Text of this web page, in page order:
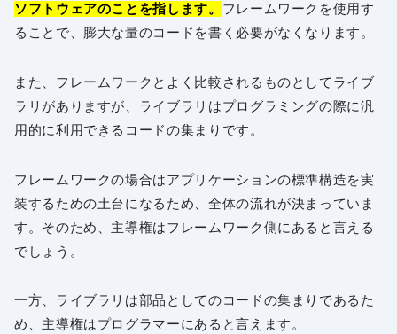
ソフトウェアのことを指します。 フレームワークを使用す
ることで、膨大な量のコードを書く必要がなくなります。
また、フレームワークとよく比較されるものとしてライブ
ラリがありますが、ライブラリはプログラミングの際に汎
用的に利用できるコードの集まりです。
フレームワークの場合はアプリケーションの標準構造を実
装するための土台になるため、全体の流れが決まっていま
す。そのため、主導権はフレームワーク側にあると言える
でしょう。
一方、ライブラリは部品としてのコードの集まりであるた
め、主導権はプログラマーにあると言えます。